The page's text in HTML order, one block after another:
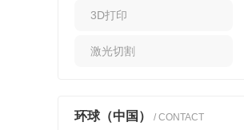
3D打印
激光切割
环球（中国） / CONTACT